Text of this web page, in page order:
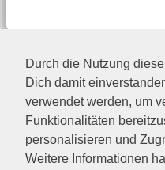
Durch die Nutzung
Dich damit
verwendet werden, um
Funktionalitäten
personalisieren und
Weitere Informationen
© Tierhilfe
Spendenkonto:
IBAN:
BIC: